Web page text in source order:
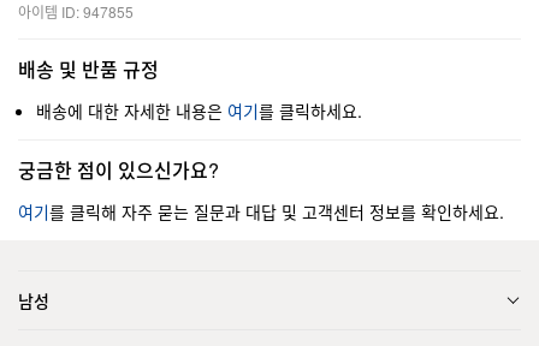
아이템 ID: 947855
배송 및 반품 규정
배송에 대한 자세한 내용은 여기를 클릭하세요.
궁금한 점이 있으신가요?
여기를 클릭해 자주 묻는 질문과 대답 및 고객센터 정보를 확인하세요.
남성